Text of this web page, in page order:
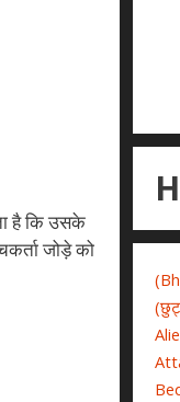
है कि उसके
जोड़े को